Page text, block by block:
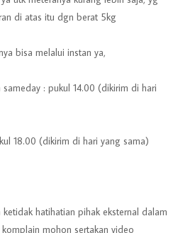
di atas itu dgn berat 5kg
bisa melalui instan ya,
: pukul 14.00 (dikirim di hari
18.00 (dikirim di hari yang sama)
hatihatian pihak eksternal dalam
mohon sertakan video